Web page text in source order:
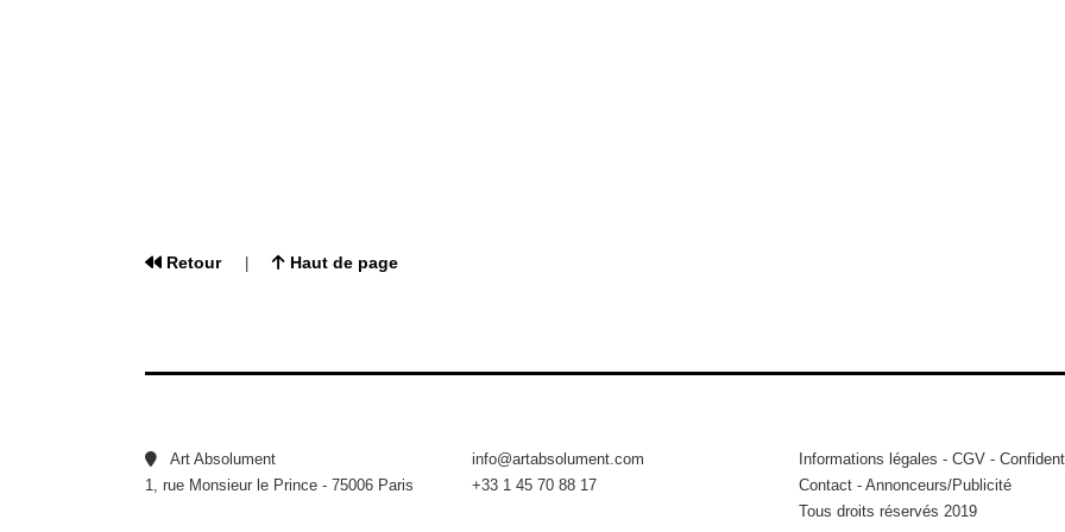
Retour| Haut de page
Art Absolument
1, rue Monsieur le Prince - 75006 Paris
info@artabsolument.com
+33 1 45 70 88 17
Informations légales - CGV -
Contact - Annonceurs/Publicité
Tous droits réservés 2019